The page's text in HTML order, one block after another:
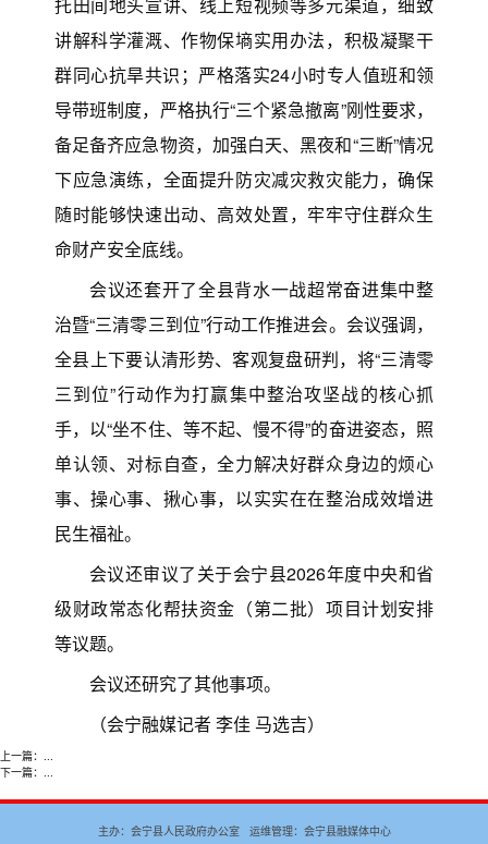
讲解科学灌溉、作物保墒实用办法，积极凝聚干
群同心抗旱共识；严格落实24小时专人值班和领
导带班制度，严格执行“三个紧急撤离”刚性要求，
备足备齐应急物资，加强白天、黑夜和“三断”情况
下应急演练，全面提升防灾减灾救灾能力，确保
随时能够快速出动、高效处置，牢牢守住群众生
命财产安全底线。
会议还套开了全县背水一战超常奋进集中整
治暨“三清零三到位”行动工作推进会。会议强调，
全县上下要认清形势、客观复盘研判，将“三清零
三到位”行动作为打赢集中整治攻坚战的核心抓
手，以“坐不住、等不起、慢不得”的奋进姿态，照
单认领、对标自查，全力解决好群众身边的烦心
事、操心事、揪心事，以实实在在整治成效增进
民生福祉。
会议还审议了关于会宁县2026年度中央和省
级财政常态化帮扶资金（第二批）项目计划安排
等议题。
会议还研究了其他事项。
（会宁融媒记者 李佳 马选吉）
上一篇： ...
下一篇： ...
主办：会宁县人民政府办公室 运维管理：会宁县融媒体中心